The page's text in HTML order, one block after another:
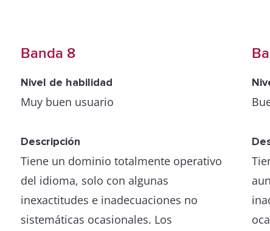
Banda 8
Nivel de habilidad
Muy buen usuario
Descripción
Tiene un dominio totalmente operativo
del idioma, solo con algunas
inexactitudes e inadecuaciones no
sistemáticas ocasionales. Los